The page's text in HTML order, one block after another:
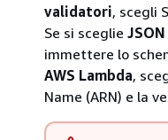
validatori, scegli
Se si sceglie
immettere lo
AWS Lambda,
Name (ARN) e la